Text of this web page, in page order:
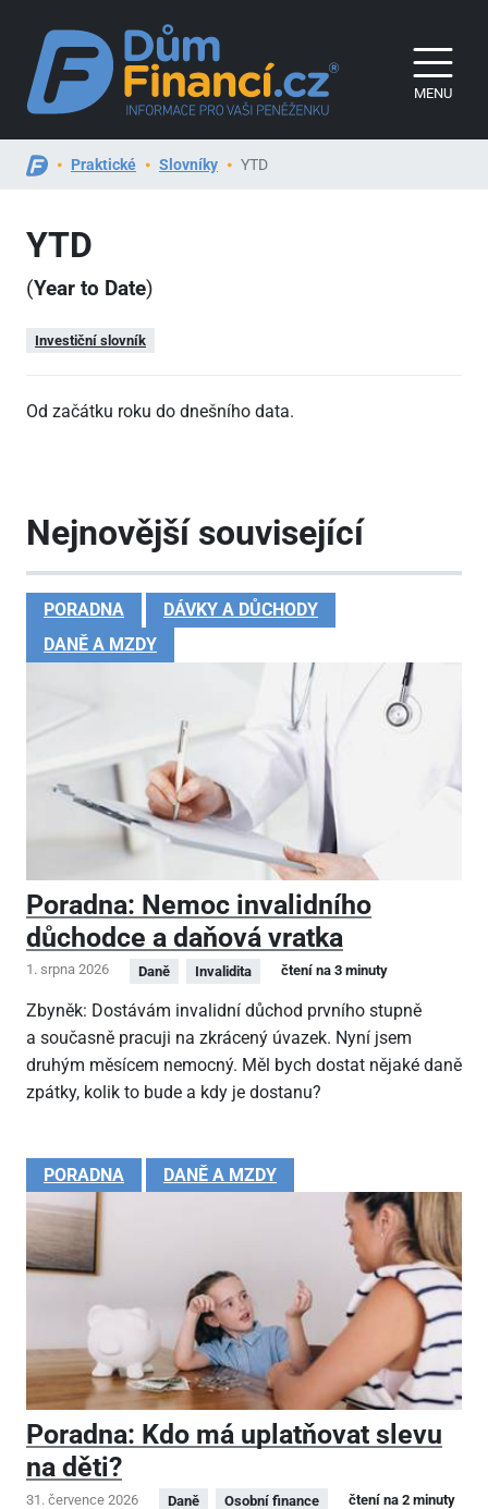
MENU
Praktické Slovníky YTD
YTD
(Year to Date)
Investiční slovník
Od začátku roku do dnešního data.
Nejnovější související
PORADNA
DÁVKY A DŮCHODY
DANĚ A MZDY
Poradna: Nemoc invalidního
důchodce a daňová vratka
1. srpna 2026 Daně Invalidita čtení na 3 minuty
Zbyněk: Dostávám invalidní důchod prvního stupně
a současně pracuji na zkrácený úvazek. Nyní jsem
druhým měsícem nemocný. Měl bych dostat nějaké daně
zpátky, kolik to bude a kdy je dostanu?
PORADNA DANĚ A MZDY
Poradna: Kdo má uplatňovat slevu
na děti?
31. července 2026 Daně Osobní finance čtení na 2 minuty